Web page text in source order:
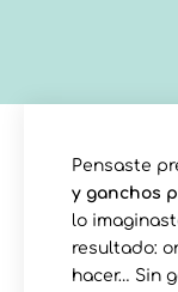
Pensaste
y ganchos
lo
resultado:
hacer… Sin